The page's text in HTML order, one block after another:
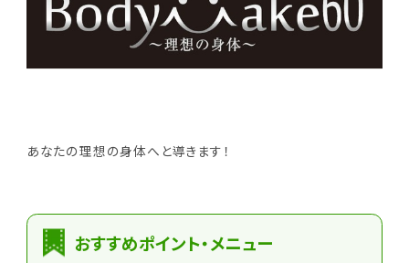
あなたの理想の身体へと導きます！
おすすめポイント・メニュー